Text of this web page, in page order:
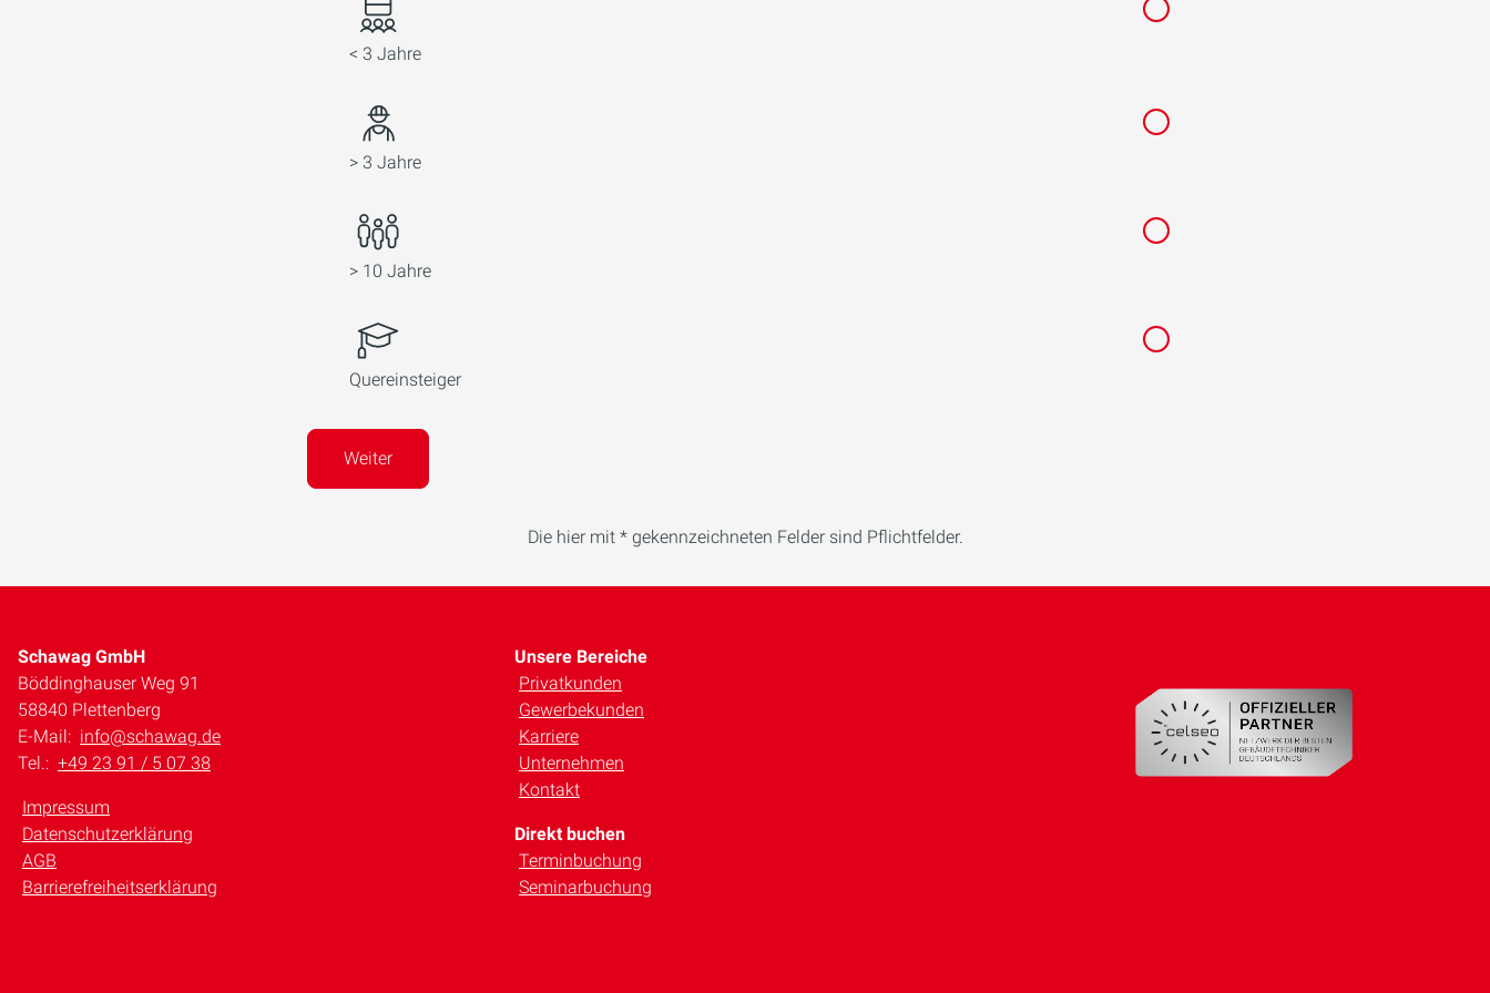
< 3 Jahre
> 3 Jahre
> 10 Jahre
Quereinsteiger
Weiter
Die hier mit * gekennzeichneten Felder sind Pflichtfelder.
Schawag GmbH
Böddinghauser Weg 91
58840 Plettenberg
E-Mail: info@schawag.de
Tel.: +49 23 91 / 5 07 38
Impressum
Datenschutzerklärung
AGB
Barrierefreiheitserklärung
Unsere Bereiche
Privatkunden
Gewerbekunden
Karriere
Unternehmen
Kontakt
Direkt buchen
Terminbuchung
Seminarbuchung